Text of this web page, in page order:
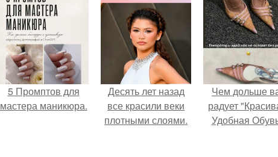
5 Промптов для
мастера маникюра.
Десять лет назад
все красили веки
плотными слоями.
Чем дольше
радует
Удобная